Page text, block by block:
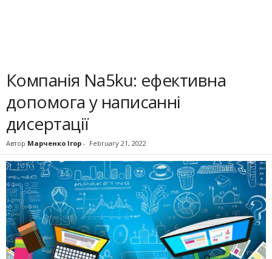
Компанія Na5ku: ефективна
допомога у написанні
дисертації
Автор Марченко Ігор - February 21, 2022